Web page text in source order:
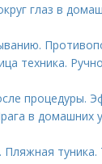
глаз в
техника.
процедуры.
в домашних